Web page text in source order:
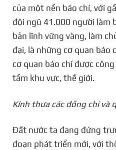
của một nền báo chí, với
đội ngũ 41.000 người làm
bản lĩnh vững vàng, làm
đại, là những cơ quan báo
cơ quan báo chí được
tầm khu vực, thế giới.
Kính thưa các đồng chí và
Đất nước ta đang đứng
đoạn phát triển mới, với